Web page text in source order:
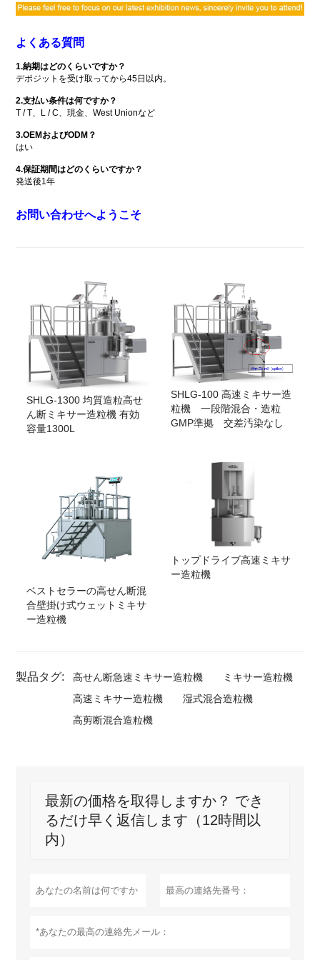
よくある質問
1.納期はどのくらいですか？
デポジットを受け取ってから45日以内。
2.支払い条件は何ですか？
T / T、L / C、現金、West Unionなど
3.OEMおよびODM？
はい
4.保証期間はどのくらいですか？
発送後1年
お問い合わせへようこそ
SHLG-1300 均質造粒高せ
ん断ミキサー造粒機 有効
容量1300L
SHLG-100 高速ミキサー造
粒機 一段階混合・造粒
GMP準拠 交差汚染なし
ベストセラーの高せん断混
合壁掛け式ウェットミキサ
ー造粒機
トップドライブ高速ミキサ
ー造粒機
製品タグ: 高せん断急速ミキサー造粒機
ミキサー造粒機
高速ミキサー造粒機
湿式混合造粒機
高剪断混合造粒機
最新の価格を取得しますか？ でき
るだけ早く返信します（12時間以
内）